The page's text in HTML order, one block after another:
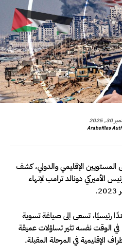
2025
Arabefiles
الإقليمي والدولي، كشف
الأميركي دونالد ترامب لإنهاء
رئيسيًا، تسعى إلى صياغة تسوية
في الوقت نفسه تثير تساؤلات عميقة
الإقليمية في المرحلة المقبلة.